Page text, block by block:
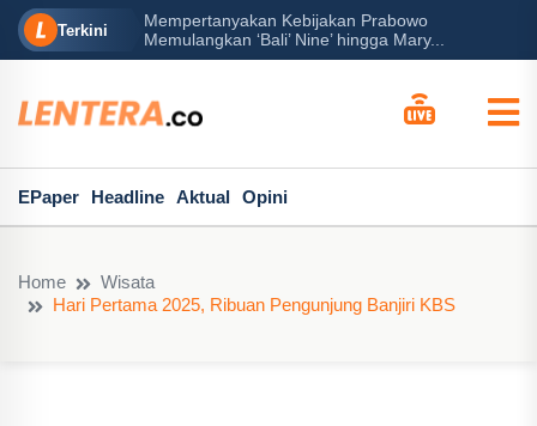
Terkini
Mempertanyakan Kebijakan Prabowo
Memulangkan ‘Bali’ Nine’ hingga Mary...
EPaper Headline Aktual Opini
Home
Wisata
Hari Pertama 2025, Ribuan Pengunjung Banjiri KBS